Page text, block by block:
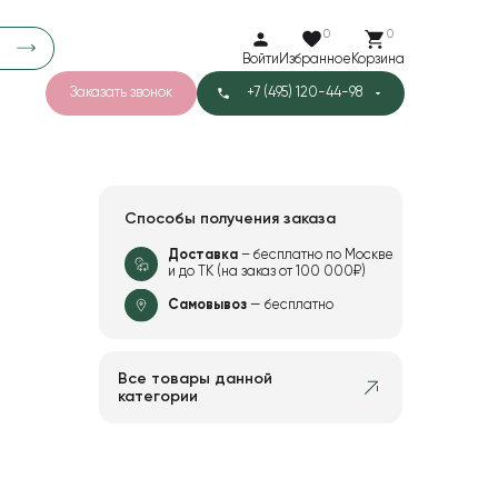
Войти
0
Избранное
0
Корзина
Заказать звонок +7 (495) 120-44-98
Бархат1
Способы получения заказа
Доставка– бесплатно по Москве
и до ТК (на заказ от 100 000₽)
Самовывоз— бесплатно
Все товары данной
категории